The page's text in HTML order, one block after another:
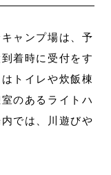
ャンプ場は、予
着時に受付をす
トイレや炊飯棟
のあるライトハ
では、川遊びや